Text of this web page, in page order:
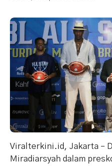
Viralterkini.id, Jakarta –
Miradiarsyah dalam